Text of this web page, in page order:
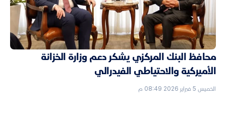
محافظ البنك المركزي يشكر دعم وزارة الخزانة
الأميركية والاحتياطي الفيدرالي
الخميس 5 فبراير 2026 08:49 م